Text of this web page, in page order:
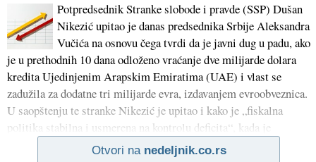
Potpredsednik Stranke slobode i pravde (SSP) Dušan
Nikezić upitao je danas predsednika Srbije Aleksandra
Vučića na osnovu čega tvrdi da je javni dug u padu, ako
je u prethodnih 10 dana odloženo vraćanje dve milijarde dolara
kredita Ujedinjenim Arapskim Emiratima (UAE) i vlast se
zadužila za dodatne tri milijarde evra, izdavanjem evroobveznica.
U saopštenju te stranke Nikezić je upitao i kako je „fiskalna
politika stabilna i usmerena na kontrolu deficita“, kada je
Otvori na nedeljnik.co.rs